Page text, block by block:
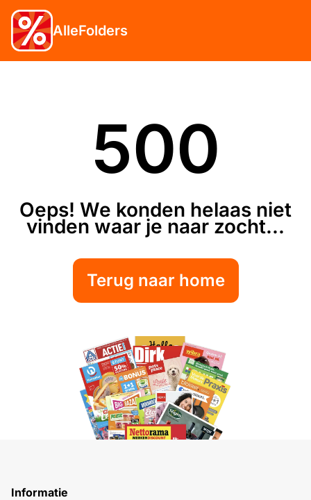
AlleFolders
500
Oeps! We konden helaas niet
vinden waar je naar zocht...
Terug naar home
Informatie